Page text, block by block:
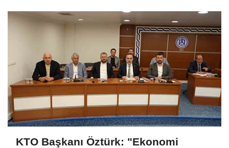
KTO Başkanı Öztürk: "Ekonomi